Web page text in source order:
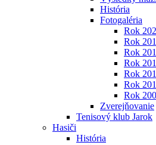
História
Fotogaléria
Rok
Rok
Rok
Rok
Rok
Rok
Rok
Zverejňovanie
Tenisový klub Jarok
Hasiči
História